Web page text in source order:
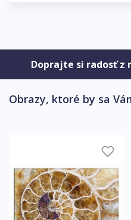
Doprajte si radosť z
Obrazy, ktoré by sa